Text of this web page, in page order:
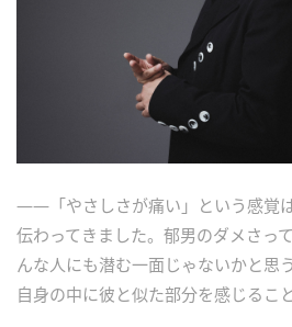
――「やさしさが痛い」という感覚
伝わってきました。郁男のダメさっ
んな人にも潜む一面じゃないかと思
自身の中に彼と似た部分を感じるこ